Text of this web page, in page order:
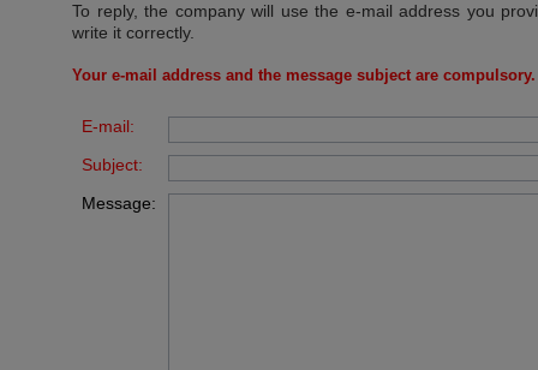
To reply, the company will use the e-mail address you
write it correctly.
Your e-mail address and the message subject are compulsory.
E-mail:
Subject:
Message: